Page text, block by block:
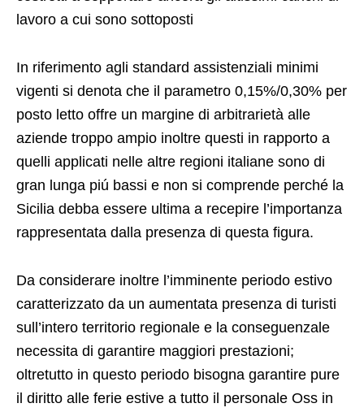
lavoro a cui sono sottoposti
In riferimento agli standard assistenziali minimi
vigenti si denota che il parametro 0,15%/0,30% per
posto letto offre un margine di arbitrarietà alle
aziende troppo ampio inoltre questi in rapporto a
quelli applicati nelle altre regioni italiane sono di
gran lunga piú bassi e non si comprende perché la
Sicilia debba essere ultima a recepire l’importanza
rappresentata dalla presenza di questa figura.
Da considerare inoltre l’imminente periodo estivo
caratterizzato da un aumentata presenza di turisti
sull’intero territorio regionale e la conseguenzale
necessita di garantire maggiori prestazioni;
oltretutto in questo periodo bisogna garantire pure
il diritto alle ferie estive a tutto il personale Oss in